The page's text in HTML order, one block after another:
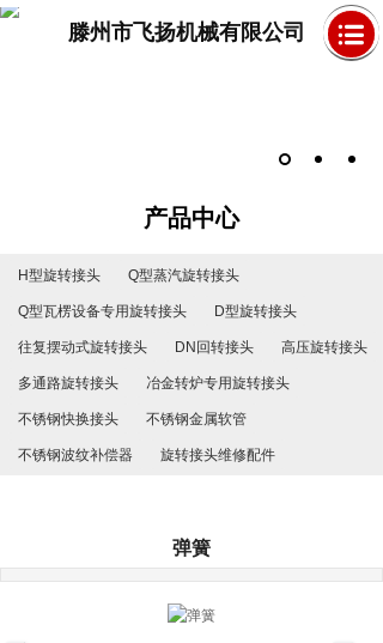
滕州市飞扬机械有限公司
产品中心
H型旋转接头 Q型蒸汽旋转接头
Q型瓦楞设备专用旋转接头 D型旋转接头
往复摆动式旋转接头 DN回转接头 高压旋转接头
多通路旋转接头 冶金转炉专用旋转接头
不锈钢快换接头 不锈钢金属软管
不锈钢波纹补偿器 旋转接头维修配件
弹簧